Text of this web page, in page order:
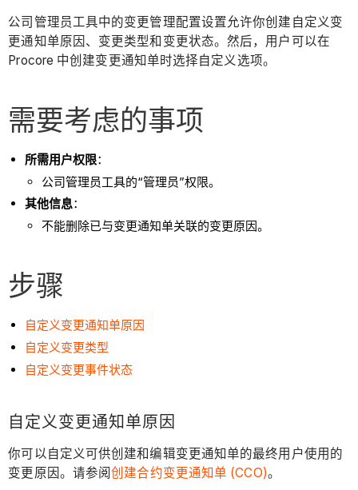
公司管理员工具中的变更管理配置设置允许你创建自定义变
更通知单原因、变更类型和变更状态。然后，用户可以在
Procore 中创建变更通知单时选择自定义选项。
需要考虑的事项
所需用户权限：
公司管理员工具的“管理员”权限。
其他信息：
不能删除已与变更通知单关联的变更原因。
步骤
自定义变更通知单原因
自定义变更类型
自定义变更事件状态
自定义变更通知单原因
你可以自定义可供创建和编辑变更通知单的最终用户使用的
变更原因。请参阅创建合约变更通知单 (CCO)。